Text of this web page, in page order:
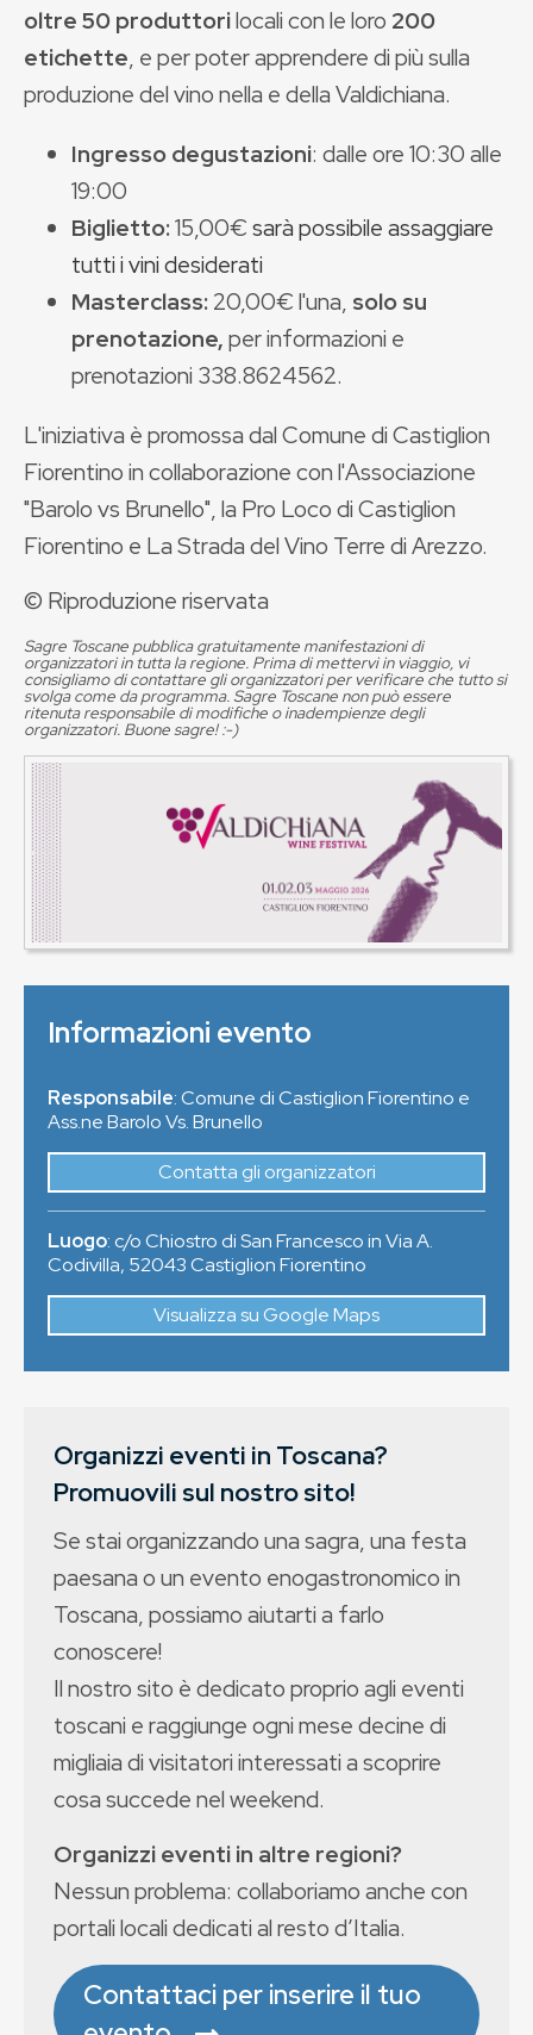
oltre 50 produttorilocali con le loro 200
etichette, e per poter apprendere di più sulla
produzione del vino nella e della Valdichiana.
Ingresso degustazioni: dalle ore 10:30 alle
19:00
Biglietto:15,00€sarà possibile assaggiare
tutti i vini desiderati
Masterclass:20,00€ l'una, solo su
prenotazione,per informazioni e
prenotazioni 338.8624562.
L'iniziativa è promossa dal Comune di Castiglion
Fiorentino in collaborazione con l'Associazione
"Barolo vs Brunello", la Pro Loco di Castiglion
Fiorentino e La Strada del Vino Terre di Arezzo.
© Riproduzione riservata
Sagre Toscane pubblica gratuitamente manifestazioni di
organizzatori in tutta la regione. Prima di mettervi in viaggio, vi
consigliamo di contattare gli organizzatori per verificare che tutto si
svolga come da programma. Sagre Toscane non può essere
ritenuta responsabile di modifiche o inadempienze degli
organizzatori. Buone sagre! :-)
Informazioni evento
Responsabile: Comune di Castiglion Fiorentino e
Ass.ne Barolo Vs. Brunello
Contatta gli organizzatori
Luogo: c/o Chiostro di San Francesco in Via A.
Codivilla, 52043Castiglion Fiorentino
Visualizza su Google Maps
Organizzi eventi in Toscana?
Promuovili sul nostro sito!
Se stai organizzando una sagra, una festa
paesana o un evento enogastronomico in
Toscana, possiamo aiutarti a farlo
conoscere!
Il nostro sito è dedicato proprio agli eventi
toscani e raggiunge ogni mese decine di
migliaia di visitatori interessati a scoprire
cosa succede nel weekend.
Organizzi eventi in altre regioni?
Nessun problema: collaboriamo anche con
portali locali dedicati al resto d’Italia.
Contattaci per inserire il tuo